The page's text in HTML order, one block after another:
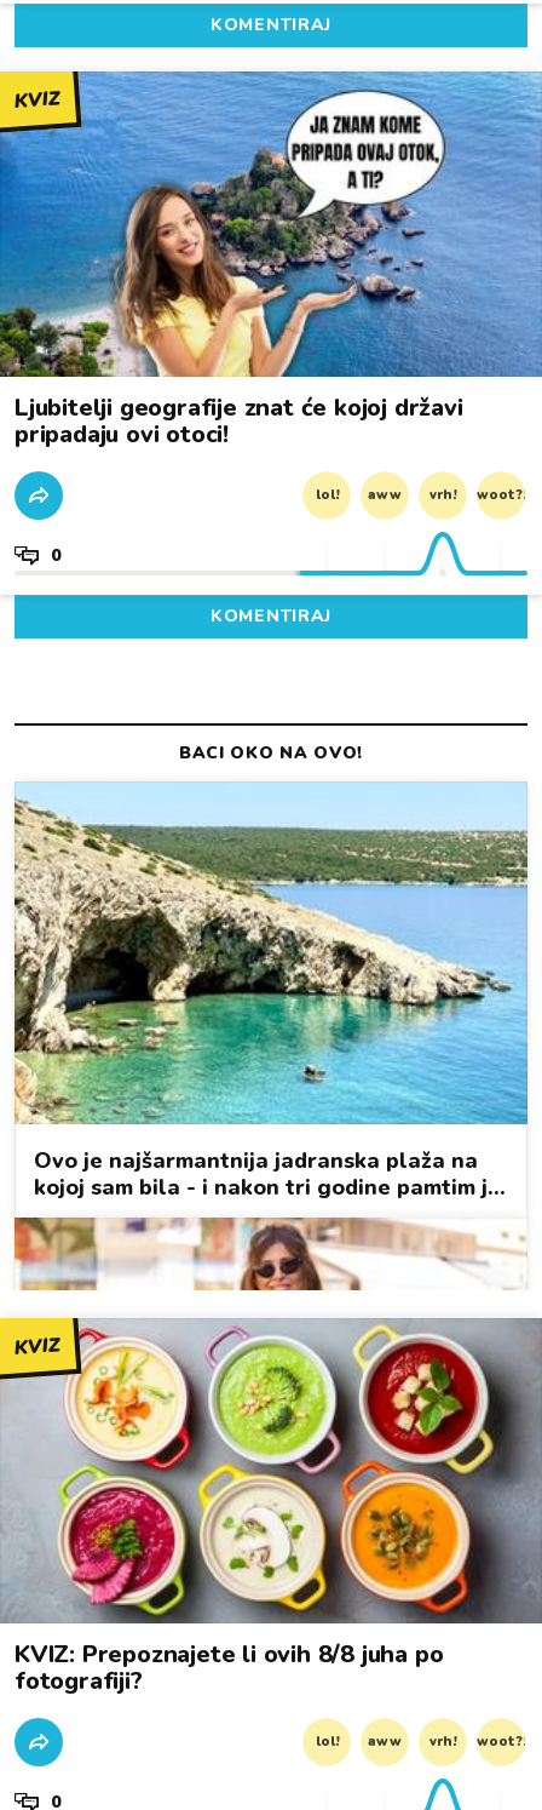
KOMENTIRAJ
KVIZ
Ljubitelji geografije znat će kojoj državi
pripadaju ovi otoci!
lol! aww vrh! woot?!
0
KOMENTIRAJ
KVIZ
KVIZ: Prepoznajete li ovih 8/8 juha po
fotografiji?
lol! aww vrh! woot?!
0